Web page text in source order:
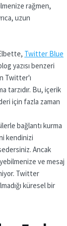
rağmen,
uzun
Twitter Blue
yazısı benzeri
Twitter'ı
tarzıdır. Bu, içerik
için fazla zaman
bağlantı kurma
kendinizi
Ancak
ve mesaj
Twitter
küresel bir